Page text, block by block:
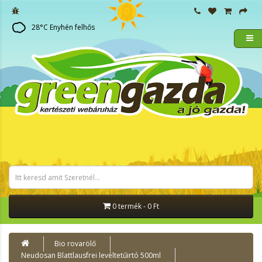
28°C Enyhén felhős
0 termék - 0 Ft
Bio rovarölő
Neudosan Blattlausfrei levéltetűirtó 500ml